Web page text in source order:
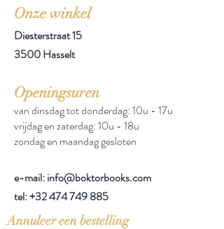
Onze winkel
Diesterstraat 15
3500 Hasselt
Openingsuren
van dinsdag tot donderdag: 10u - 17u
vrijdag en zaterdag: 10u - 18u
zondag en maandag gesloten
e-mail: info@boktorbooks.com
tel:+32 474 749 885
Annuleer een bestelling